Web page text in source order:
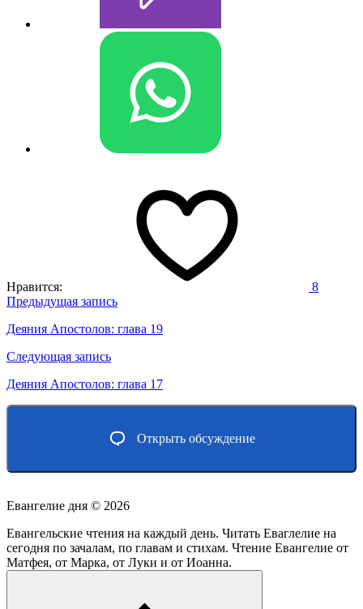
Нравится: 8
Навигация
по
записям
Предыдущая запись
Деяния Апостолов: глава 19
Следующая запись
Деяния Апостолов: глава 17
Открыть обсуждение
Евангелие дня © 2026
Евангельские чтения на каждый день. Читать Еваглелие на
сегодня по зачалам, по главам и стихам. Чтение Евангелие от
Матфея, от Марка, от Луки и от Иоанна.